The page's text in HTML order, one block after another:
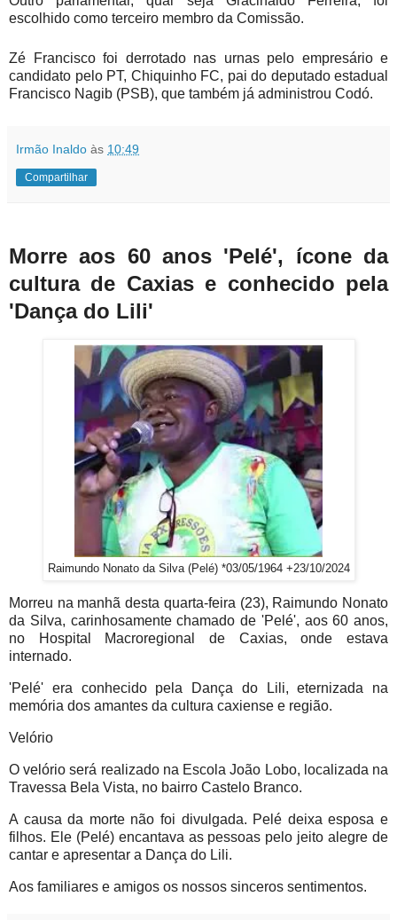
escolhido como terceiro membro da Comissão.
Zé Francisco foi derrotado nas urnas pelo empresário e
candidato pelo PT, Chiquinho FC, pai do deputado estadual
Francisco Nagib (PSB), que também já administrou Codó.
Irmão Inaldo às 10:49
Compartilhar
Morre aos 60 anos 'Pelé', ícone da
cultura de Caxias e conhecido pela
'Dança do Lili'
Raimundo Nonato da Silva (Pelé) *03/05/1964 +23/10/2024
Morreu na manhã desta quarta-feira (23), Raimundo Nonato
da Silva, carinhosamente chamado de 'Pelé', aos 60 anos,
no Hospital Macroregional de Caxias, onde estava
internado.
'Pelé' era conhecido pela Dança do Lili, eternizada na
memória dos amantes da cultura caxiense e região.
Velório
O velório será realizado na Escola João Lobo, localizada na
Travessa Bela Vista, no bairro Castelo Branco.
A causa da morte não foi divulgada. Pelé deixa esposa e
filhos. Ele (Pelé) encantava as pessoas pelo jeito alegre de
cantar e apresentar a Dança do Lili.
Aos familiares e amigos os nossos sinceros sentimentos.